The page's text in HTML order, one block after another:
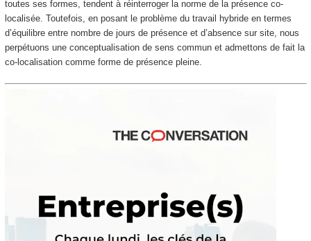
toutes ses formes, tendent à réinterroger la norme de la présence co-
localisée. Toutefois, en posant le problème du travail hybride en termes
d’équilibre entre nombre de jours de présence et d’absence sur site, nous
perpétuons une conceptualisation de sens commun et admettons de fait la
co-localisation comme forme de présence pleine.